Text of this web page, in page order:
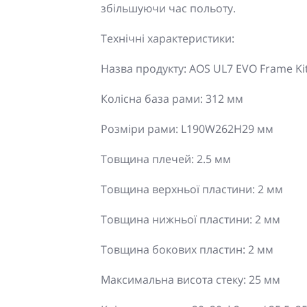
збільшуючи час польоту.
Технічні характеристики:
Назва продукту: AOS UL7 EVO Frame
Колісна база рами: 312 мм
Розміри рами: L190W262H29 мм
Товщина плечей: 2.5 мм
Товщина верхньої пластини: 2 мм
Товщина нижньої пластини: 2 мм
Товщина бокових пластин: 2 мм
Максимальна висота стеку: 25 мм